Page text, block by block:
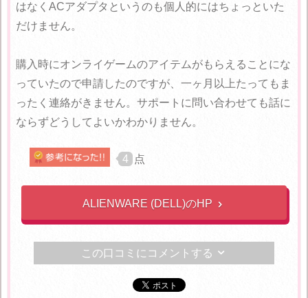
はなくACアダプタというのも個人的にはちょっといた
だけません。
購入時にオンライゲームのアイテムがもらえることにな
っていたので申請したのですが、一ヶ月以上たってもま
ったく連絡がきません。サポートに問い合わせても話に
ならずどうしてよいかわかりません。
4 点
ALIENWARE (DELL)のHP 
この口コミにコメントする 